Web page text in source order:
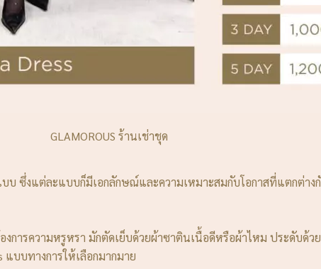
GLAMOROUS ร้านเช่าชุด
บ ซึ่งแต่ละแบบก็มีเอกลักษณ์และความเหมาะสมกับโอกาสที่แตกต่าง
การความหรูหรา มักตัดเย็บด้วยผ้าซาตินเนื้อดีหรือผ้าไหม ประดับด้
บบทางการให้เลือกมากมาย